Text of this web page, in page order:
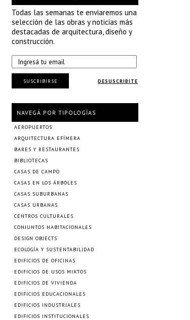
Todas las semanas te enviaremos una
selección de las obras y noticias más
destacadas de arquitectura, diseño y
construcción.
DESUSCRIBITE
SUSCRIBIRSE
NAVEGÁ POR TIPOLOGÍAS
AEROPUERTOS
ARQUITECTURA EFÍMERA
BARES Y RESTAURANTES
BIBLIOTECAS
CASAS DE CAMPO
CASAS EN LOS ÁRBOLES
CASAS SUBURBANAS
CASAS URBANAS
CENTROS CULTURALES
CONJUNTOS HABITACIONALES
DESIGN OBJECTS
ECOLOGÍA Y SUSTENTABILIDAD
EDIFICIOS DE OFICINAS
EDIFICIOS DE USOS MIXTOS
EDIFICIOS DE VIVIENDA
EDIFICIOS EDUCACIONALES
EDIFICIOS INDUSTRIALES
EDIFICIOS INSTITUCIONALES